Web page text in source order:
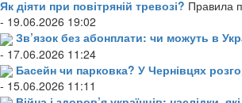
Як діяти при повітряній тревозі? Правила
- 19.06.2026 19:02
Зв’язок без абонплати: чи можуть в
- 17.06.2026 11:24
Басейн чи парковка? У Чернівцях
- 15.06.2026 11:11